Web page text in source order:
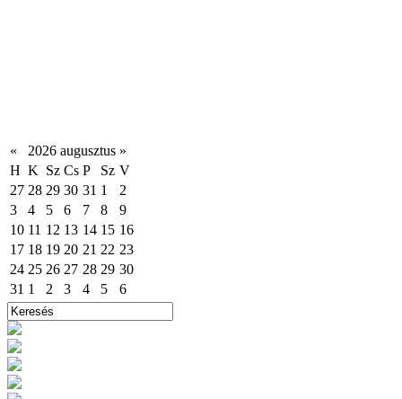
« 2026 augusztus »
H K Sz Cs P Sz V
27 28 29 30 31 1
2
3
4 5 6 7 8
9
10 11 12 13 14 15 16
17 18 19 20 21 22 23
24 25 26 27 28 29 30
31 1 2 3 4 5 6